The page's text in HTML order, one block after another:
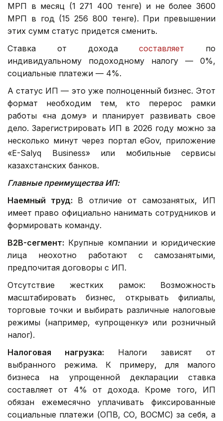
МРП в месяц (1 271 400 тенге) и не более 3600
МРП в год (15 256 800 тенге). При превышении
этих сумм статус придется сменить.
Ставка от доходасоставляет по
индивидуальному подоходному налогу — 0%,
социальные платежи — 4%.
А статус ИП — это уже полноценный бизнес. Этот
формат необходим тем, кто перерос рамки
работы «на дому» и планирует развивать свое
дело. Зарегистрировать ИП в 2026 году можно за
несколько минут через портал eGov, приложение
«E-Salyq Business» или мобильные сервисы
казахстанских банков.
Главные преимущества ИП:
Наемный труд: В отличие от самозанятых, ИП
имеет право официально нанимать сотрудников и
формировать команду.
B2B-сегмент: Крупные компании и юридические
лица неохотно работают с самозанятыми,
предпочитая договоры с ИП.
Отсутствие жестких рамок: Возможность
масштабировать бизнес, открывать филиалы,
торговые точки и выбирать различные налоговые
режимы (например, «упрощенку» или розничный
налог).
Налоговая нагрузка: Налоги зависят от
выбранного режима. К примеру, для малого
бизнеса на упрощенной декларации ставка
составляет от 4% от дохода. Кроме того, ИП
обязан ежемесячно уплачивать фиксированные
социальные платежи (ОПВ, СО, ВОСМС) за себя, а